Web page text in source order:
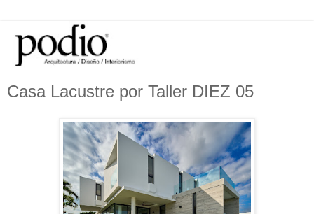
Casa Lacustre por Taller DIEZ 05